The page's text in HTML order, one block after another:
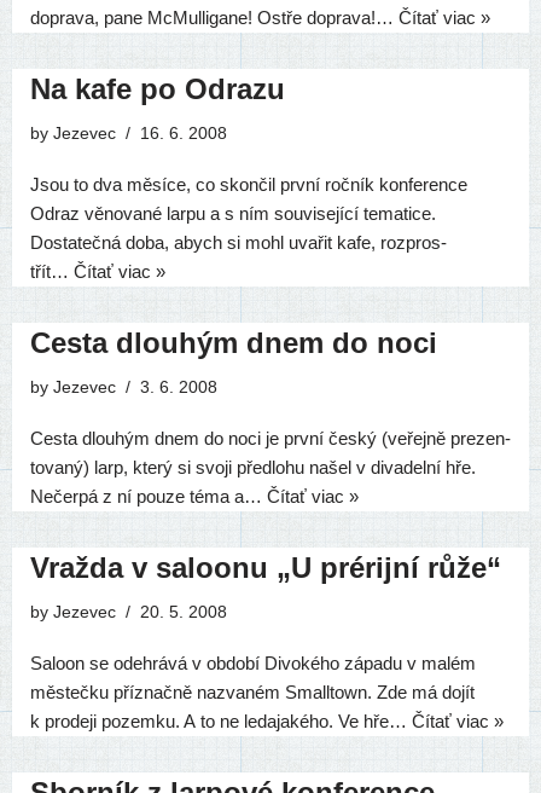
dopra­va, pane McMulligane! Ostře dopra­va!… Čítať viac »
Na kafe po Odrazu
by Jezevec 16. 6. 2008
Jsou to dva měsí­ce, co skon­čil prv­ní roč­ník kon­fe­ren­ce
Odraz věno­va­né lar­pu a s ním sou­vi­se­jí­cí tema­ti­ce.
Dostatečná doba, abych si mohl uva­řit kafe, rozp­ros­
třít… Čítať viac »
Cesta dlouhým dnem do noci
by Jezevec 3. 6. 2008
Cesta dlou­hým dnem do noci je prv­ní čes­ký (veřej­ně pre­zen­
to­va­ný) larp, kte­rý si svo­ji před­lo­hu našel v diva­del­ní hře.
Nečerpá z ní pou­ze téma a… Čítať viac »
Vražda v saloonu „U prérijní růže“
by Jezevec 20. 5. 2008
Saloon se odeh­rá­vá v obdo­bí Divokého zápa­du v malém
měs­teč­ku příz­nač­ně nazva­ném Smalltown. Zde má dojít
k pro­de­ji pozem­ku. A to ne leda­ja­ké­ho. Ve hře… Čítať viac »